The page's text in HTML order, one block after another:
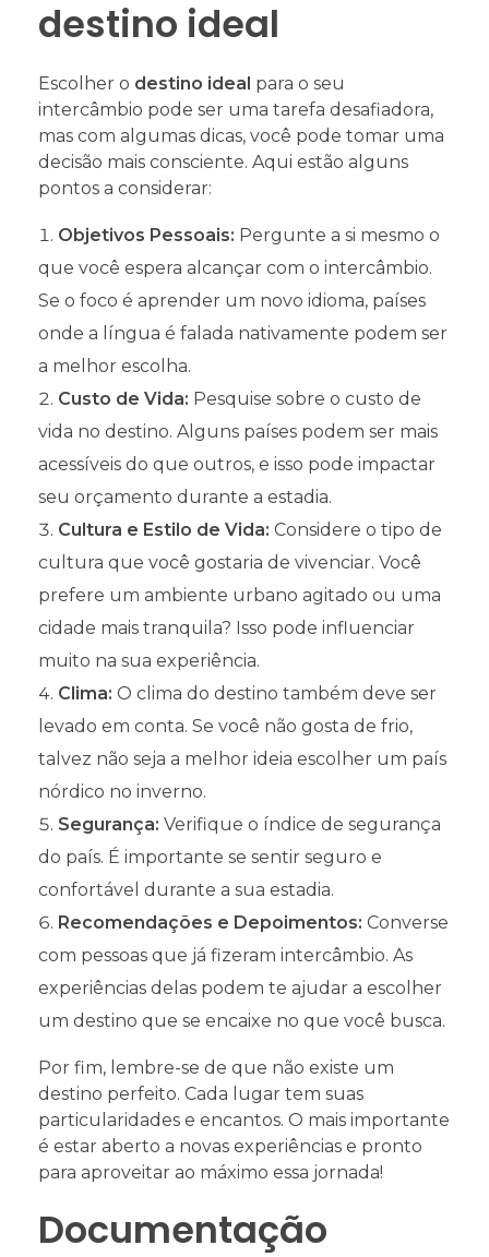
destino ideal
Escolher o destino ideal para o seu
intercâmbio pode ser uma tarefa desafiadora,
mas com algumas dicas, você pode tomar uma
decisão mais consciente. Aqui estão alguns
pontos a considerar:
Objetivos Pessoais: Pergunte a si mesmo o
que você espera alcançar com o intercâmbio.
Se o foco é aprender um novo idioma, países
onde a língua é falada nativamente podem ser
a melhor escolha.
Custo de Vida: Pesquise sobre o custo de
vida no destino. Alguns países podem ser mais
acessíveis do que outros, e isso pode impactar
seu orçamento durante a estadia.
Cultura e Estilo de Vida: Considere o tipo de
cultura que você gostaria de vivenciar. Você
prefere um ambiente urbano agitado ou uma
cidade mais tranquila? Isso pode influenciar
muito na sua experiência.
Clima: O clima do destino também deve ser
levado em conta. Se você não gosta de frio,
talvez não seja a melhor ideia escolher um país
nórdico no inverno.
Segurança: Verifique o índice de segurança
do país. É importante se sentir seguro e
confortável durante a sua estadia.
Recomendações e Depoimentos: Converse
com pessoas que já fizeram intercâmbio. As
experiências delas podem te ajudar a escolher
um destino que se encaixe no que você busca.
Por fim, lembre-se de que não existe um
destino perfeito. Cada lugar tem suas
particularidades e encantos. O mais importante
é estar aberto a novas experiências e pronto
para aproveitar ao máximo essa jornada!
Documentação